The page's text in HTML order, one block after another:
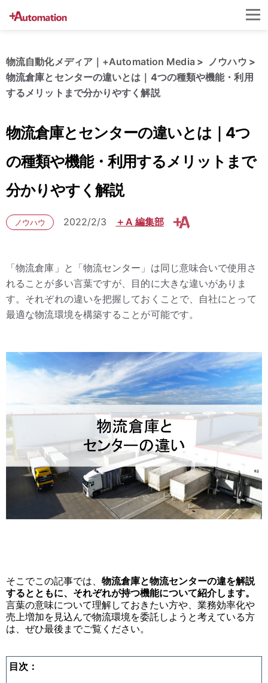
物流自動化メディア｜+Automation Media
ノウハウ
物流倉庫とセンターの違いとは｜4つの種類や機能・利用
するメリットまで分かりやすく解説
物流倉庫とセンターの違いとは｜4つ
の種類や機能・利用するメリットまで
分かりやすく解説
ノウハウ 2022/2/3 ＋A 編集部
「物流倉庫」と「物流センター」は同じ意味合いで使用さ
れることが多い言葉ですが、目的に大きな違いがありま
す。それぞれの違いを把握しておくことで、自社にとって
最適な物流環境を構築することが可能です。
そこでこの記事では、 物流倉庫と物流センターの違を解説
するとともに、それぞれが持つ機能について紹介します。
言葉の意味について理解しておきたい方や、業務効率化や
売上増加を見込んで物流環境を委託しようと考えている方
は、ぜひ最後までご覧ください。
目次：